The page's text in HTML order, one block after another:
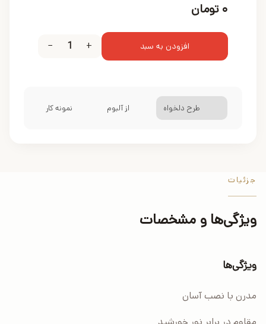
۰ تومان
افزودن به سبد +
1
−
طرح دلخواه از آلبوم نمونه کار
جزئیات
ویژگی‌ها و مشخصات
ویژگی‌ها
مدرن با نصب آسان